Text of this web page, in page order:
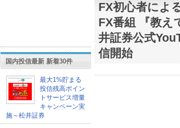
国内投信最新 新着30件
最大1%貯まる
投信残高ポイン
トサービス増量
キャンペーン実
施～松井証券
FX初心者によ
FX番組 『教え
井証券公式
信開始